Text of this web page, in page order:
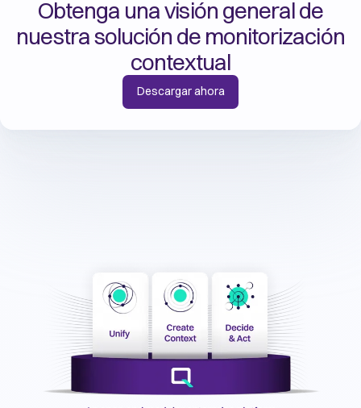
Obtenga una visión general de
nuestra solución de monitorización
contextual
Descargar ahora